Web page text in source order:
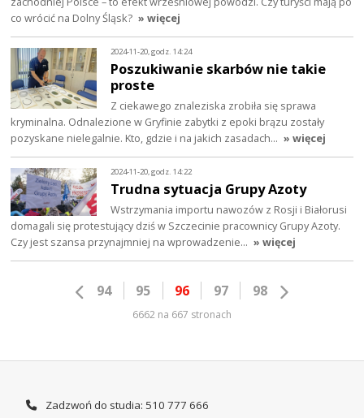
co wrócić na Dolny Śląsk? » więcej
2024-11-20, godz. 14:24
Poszukiwanie skarbów nie takie
proste
Z ciekawego znaleziska zrobiła się sprawa
kryminalna. Odnalezione w Gryfinie zabytki z epoki brązu zostały
pozyskane nielegalnie. Kto, gdzie i na jakich zasadach… » więcej
2024-11-20, godz. 14:22
Trudna sytuacja Grupy Azoty
Wstrzymania importu nawozów z Rosji i Białorusi
domagali się protestujący dziś w Szczecinie pracownicy Grupy Azoty.
Czy jest szansa przynajmniej na wprowadzenie… » więcej
94 95 96 97 98
6662 na 667 stronach
Zadzwoń do studia: 510 777 666